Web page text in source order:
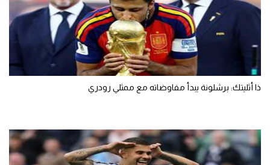
ذا أثليتك: برشلونة يبدأ مفاوضاته مع ممثلي رودري